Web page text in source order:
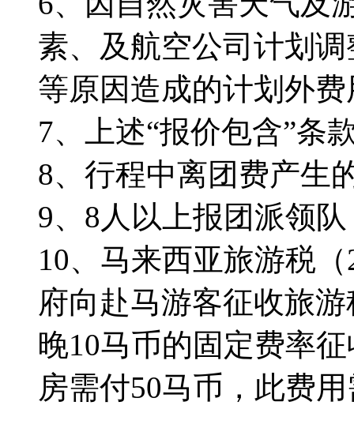
素、及航空公司计划
等原因造成的计划外费
7、上述“报价包含”条
8、行程中离团费产生
9、8人以上报团派领队
10、马来西亚旅游税
府向赴马游客征收旅
晚10马币的固定费率
房需付50马币，此费